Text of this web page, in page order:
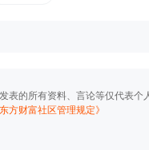
表的所有资料、言论等仅代表
东方财富社区管理规定》